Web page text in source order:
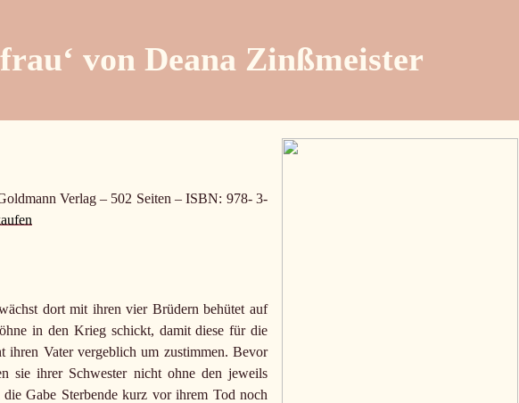
von Deana Zinßmeister
Verlag – 502 Seiten – ISBN: 978- 3-
dort mit ihren vier Brüdern behütet auf
in den Krieg schickt, damit diese für die
ihren Vater vergeblich um zustimmen. Bevor
sie ihrer Schwester nicht ohne den jeweils
Gabe Sterbende kurz vor ihrem Tod noch